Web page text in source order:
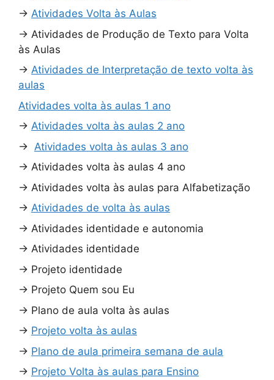
→ Atividades Volta às Aulas
→ Atividades de Produção de Texto para Volta
às Aulas
→ Atividades de Interpretação de texto volta às
aulas
Atividades volta às aulas 1 ano
→ Atividades volta às aulas 2 ano
→ Atividades volta às aulas 3 ano
→ Atividades volta às aulas 4 ano
→ Atividades volta às aulas para Alfabetização
→ Atividades de volta às aulas
→ Atividades identidade e autonomia
→ Atividades identidade
→ Projeto identidade
→ Projeto Quem sou Eu
→ Plano de aula volta às aulas
→ Projeto volta às aulas
→ Plano de aula primeira semana de aula
→ Projeto Volta às aulas para Ensino